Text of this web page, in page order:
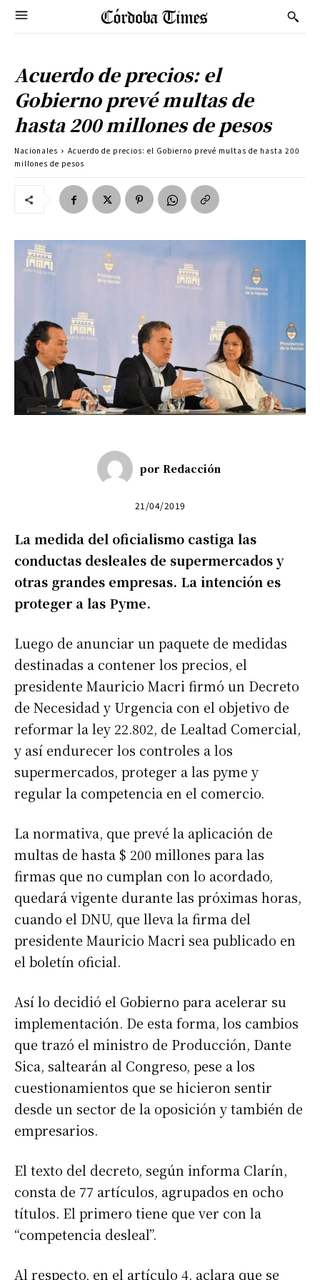
Acuerdo de precios: el
Gobierno prevé multas de
hasta 200 millones de pesos
Nacionales
Acuerdo de precios: el Gobierno prevé multas de hasta 200
millones de pesos
por Redacción
21/04/2019
La medida del oficialismo castiga las
conductas desleales de supermercados y
otras grandes empresas. La intención es
proteger a las Pyme.
Luego de anunciar un paquete de medidas
destinadas a contener los precios, el
presidente Mauricio Macri firmó un Decreto
de Necesidad y Urgencia con el objetivo de
reformar la ley 22.802, de Lealtad Comercial,
y así endurecer los controles a los
supermercados, proteger a las pyme y
regular la competencia en el comercio.
La normativa, que prevé la aplicación de
multas de hasta $ 200 millones para las
firmas que no cumplan con lo acordado,
quedará vigente durante las próximas horas,
cuando el DNU, que lleva la firma del
presidente Mauricio Macri sea publicado en
el boletín oficial.
Así lo decidió el Gobierno para acelerar su
implementación. De esta forma, los cambios
que trazó el ministro de Producción, Dante
Sica, saltearán al Congreso, pese a los
cuestionamientos que se hicieron sentir
desde un sector de la oposición y también de
empresarios.
El texto del decreto, según informa Clarín,
consta de 77 artículos, agrupados en ocho
títulos. El primero tiene que ver con la
“competencia desleal”.
Al respecto, en el artículo 4, aclara que se